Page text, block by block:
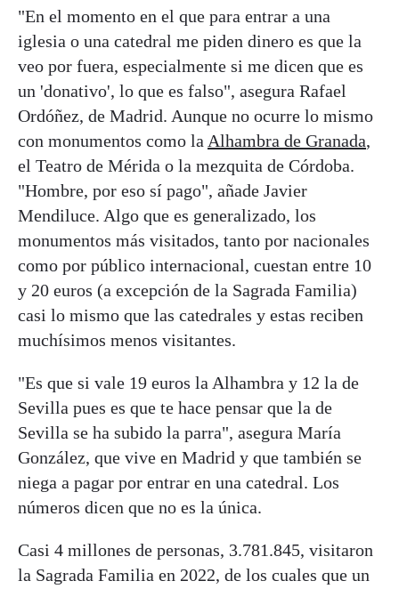
"En el momento en el que para entrar a una
iglesia o una catedral me piden dinero es que la
veo por fuera, especialmente si me dicen que es
un 'donativo', lo que es falso", asegura Rafael
Ordóñez, de Madrid. Aunque no ocurre lo mismo
con monumentos como la Alhambra de Granada,
el Teatro de Mérida o la mezquita de Córdoba.
"Hombre, por eso sí pago", añade Javier
Mendiluce. Algo que es generalizado, los
monumentos más visitados, tanto por nacionales
como por público internacional, cuestan entre 10
y 20 euros (a excepción de la Sagrada Familia)
casi lo mismo que las catedrales y estas reciben
muchísimos menos visitantes.
"Es que si vale 19 euros la Alhambra y 12 la de
Sevilla pues es que te hace pensar que la de
Sevilla se ha subido la parra", asegura María
González, que vive en Madrid y que también se
niega a pagar por entrar en una catedral. Los
números dicen que no es la única.
Casi 4 millones de personas, 3.781.845, visitaron
la Sagrada Familia en 2022, de los cuales que un